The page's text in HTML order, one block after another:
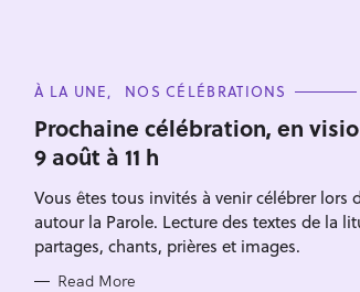
C
T
E
G
O
I
S
À LA UNE NOS CÉLÉBRATIONS
Prochaine célébration, en
9 août à 11 h
Vous êtes tous invités à venir célébrer lors
autour la Parole. Lecture des textes de la
partages, chants, prières et images.
Read More
a
r
h
f
o